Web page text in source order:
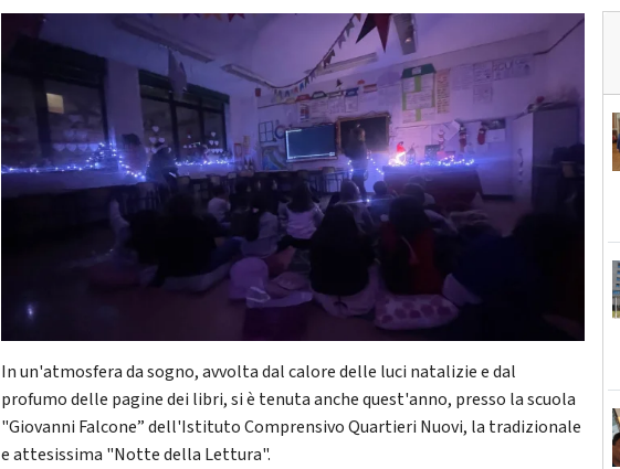
In un'atmosfera da sogno, avvolta dal calore delle luci natalizie e dal
profumo delle pagine dei libri, si è tenuta anche quest'anno, presso la scuola
"Giovanni Falcone” dell'Istituto Comprensivo Quartieri Nuovi, la tradizionale
e attesissima "Notte della Lettura".